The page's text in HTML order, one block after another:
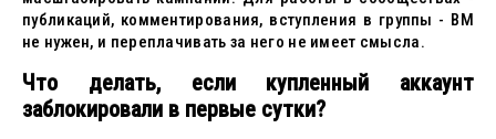
публикаций, комментирования, вступления в группы - BM
не нужен, и переплачивать за него не имеет смысла.
Что делать, если купленный аккаунт
заблокировали в первые сутки?